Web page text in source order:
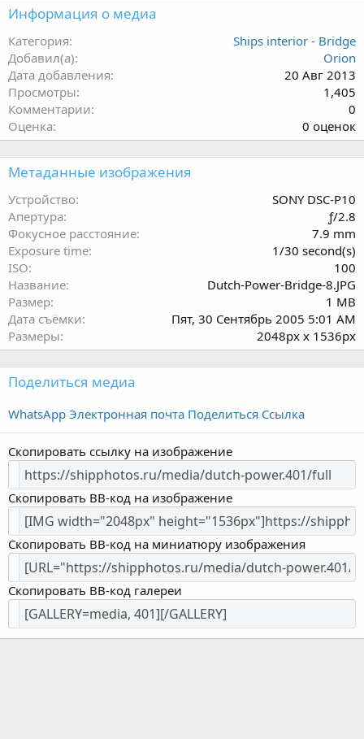
Информация о медиа
Категория
Ships interior - Bridge
Добавил(а)
Orion
Дата добавления
20 Авг 2013
Просмотры
1,405
Комментарии
0
Оценка
0
.
0
з
з
0 оценок
Метаданные изображения
Устройство
SONY DSC-P10
Апертура
ƒ/2.8
Фокусное расстояние
7.9 mm
Exposure time
1/30 second(s)
ISO
100
Название
Dutch-Power-Bridge-8.JPG
Размер
1 MB
Дата съёмки
Пят, 30 Сентябрь 2005 5:01 AM
Размеры
2048px x 1536px
Поделиться медиа
WhatsApp Электронная почта Поделиться Ссылка
Скопировать ссылку на изображение
Скопировать BB-код на изображение
Скопировать BB-код на миниатюру изображения
Скопировать BB-код галереи